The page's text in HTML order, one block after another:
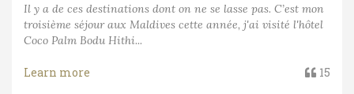
Il y a de ces destinations dont on ne se lasse pas. C’est mon
troisième séjour aux Maldives cette année, j'ai visité l'hôtel
Coco Palm Bodu Hithi...
Learn more 15